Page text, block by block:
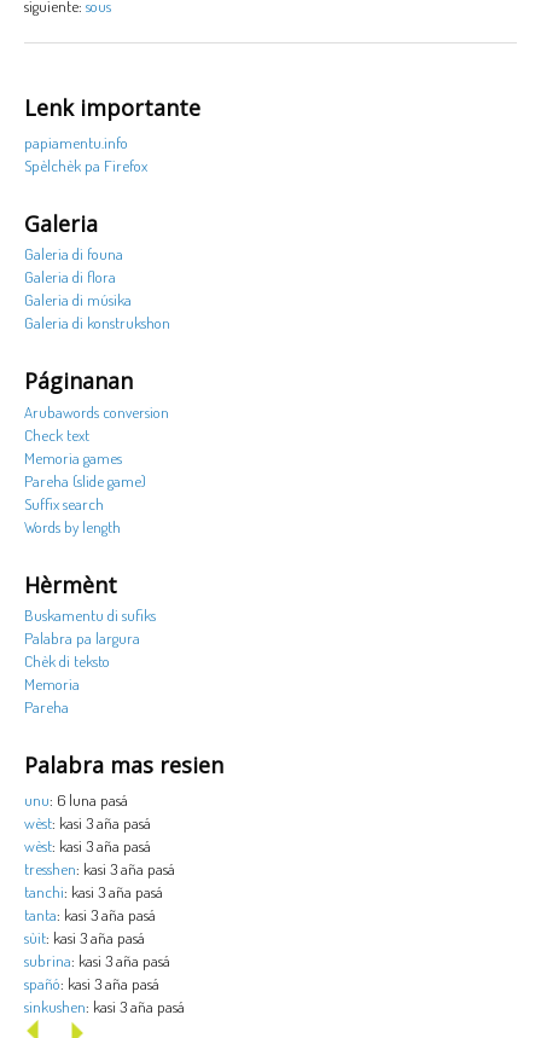
siguiente: sous
Lenk importante
papiamentu.info
Spèlchèk pa Firefox
Galeria
Galeria di founa
Galeria di flora
Galeria di músika
Galeria di konstrukshon
Páginanan
Arubawords conversion
Check text
Memoria games
Pareha (slide game)
Suffix search
Words by length
Hèrmènt
Buskamentu di sufiks
Palabra pa largura
Chèk di teksto
Memoria
Pareha
Palabra mas resien
unu: 6 luna pasá
wèst: kasi 3 aña pasá
wèst: kasi 3 aña pasá
tresshen: kasi 3 aña pasá
tanchi: kasi 3 aña pasá
tanta: kasi 3 aña pasá
sùit: kasi 3 aña pasá
subrina: kasi 3 aña pasá
spañó: kasi 3 aña pasá
sinkushen: kasi 3 aña pasá